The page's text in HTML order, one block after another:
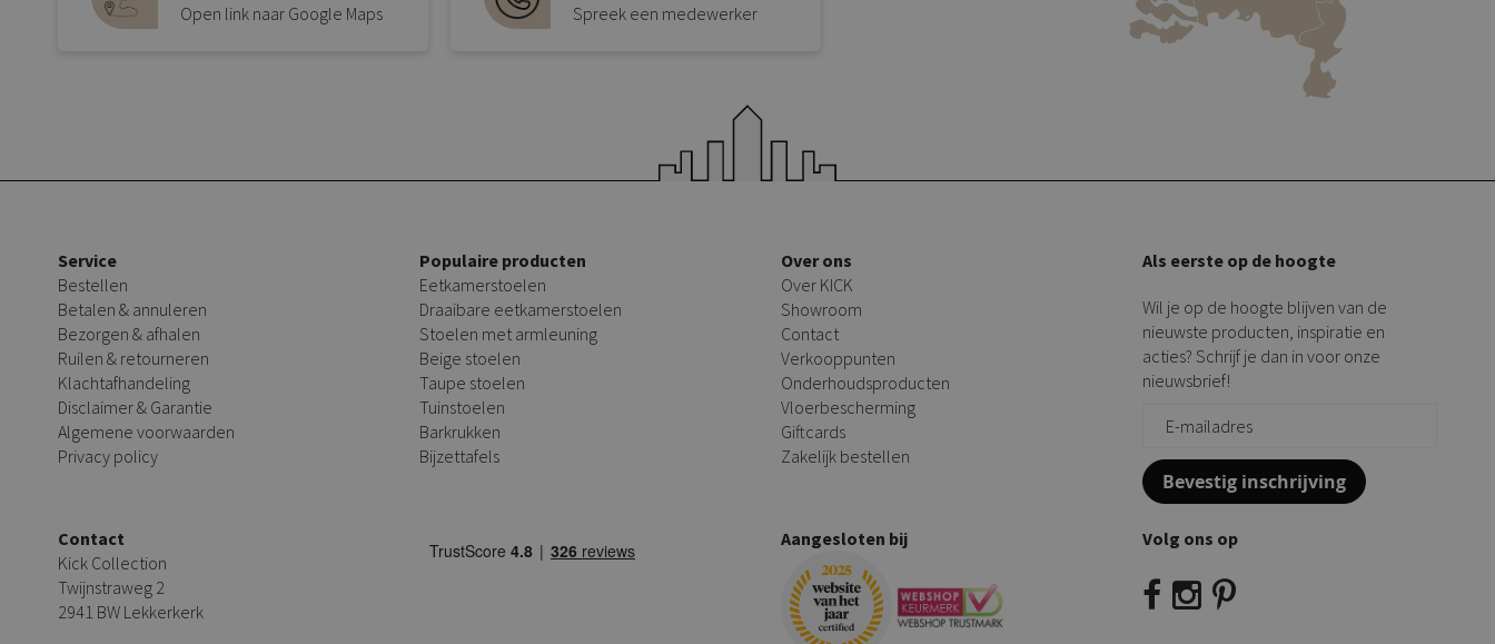
Open link naar Google Maps Spreek een medewerker
Service
Bestellen
Betalen & annuleren
Bezorgen & afhalen
Ruilen & retourneren
Klachtafhandeling
Disclaimer & Garantie
Algemene voorwaarden
Privacy policy
Populaire producten
Eetkamerstoelen
Draaibare eetkamerstoelen
Stoelen met armleuning
Beige stoelen
Taupe stoelen
Tuinstoelen
Barkrukken
Bijzettafels
Over ons
Over KICK
Showroom
Contact
Verkooppunten
Onderhoudsproducten
Vloerbescherming
Giftcards
Zakelijk bestellen
Als eerste op de hoogte
Wil je op de hoogte blijven van de
nieuwste producten, inspiratie en
acties? Schrijf je dan in voor onze
nieuwsbrief!
Bevestig inschrijving
Contact
Kick Collection
Twijnstraweg 2
2941 BW Lekkerkerk
Aangesloten bij Volg ons op